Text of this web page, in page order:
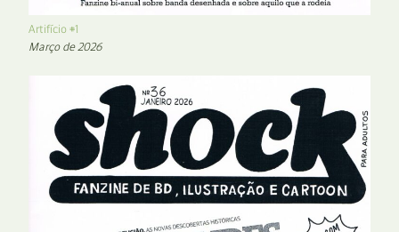
Artifício #1
Março de 2026